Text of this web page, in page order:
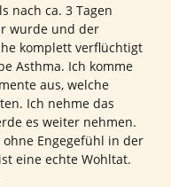
nach ca. 3 Tagen
wurde und der
komplett verflüchtigt
Asthma. Ich komme
aus, welche
Ich nehme das
es weiter nehmen.
Engegefühl in der
eine echte Wohltat.